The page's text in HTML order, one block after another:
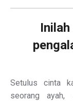
Setulus cinta
seorang ayah,